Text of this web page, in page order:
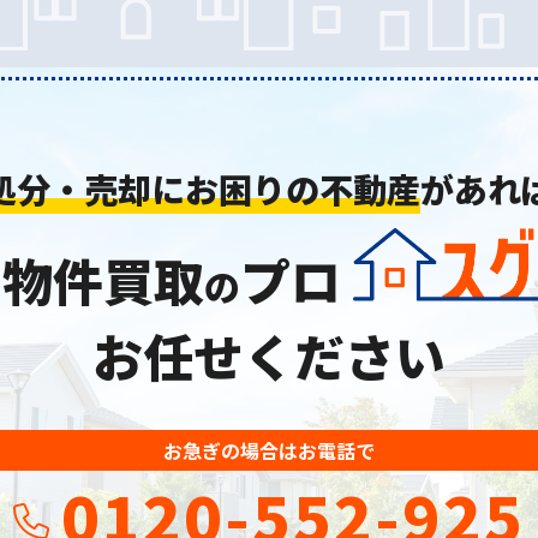
分・売却にお困りの不動産があれ
件買取のプロ
お任せください
お急ぎの場合はお電話で
0120-552-925